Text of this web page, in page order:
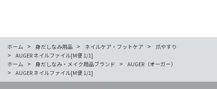
ホーム > 身だしなみ用品 > ネイルケア・フットケア > 爪やすり
>
AUGER ネイルファイル[M便 1/1]
ホーム
> 身だしなみ・メイク用品ブランド > AUGER（オーガー）
> AUGER ネイルファイル[M便 1/1]